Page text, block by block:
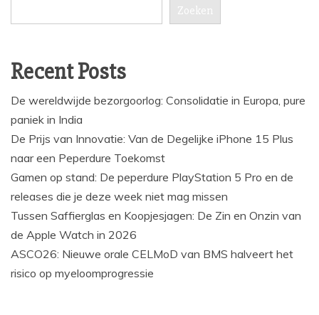
Zoeken
Recent Posts
De wereldwijde bezorgoorlog: Consolidatie in Europa, pure
paniek in India
De Prijs van Innovatie: Van de Degelijke iPhone 15 Plus
naar een Peperdure Toekomst
Gamen op stand: De peperdure PlayStation 5 Pro en de
releases die je deze week niet mag missen
Tussen Saffierglas en Koopjesjagen: De Zin en Onzin van
de Apple Watch in 2026
ASCO26: Nieuwe orale CELMoD van BMS halveert het
risico op myeloomprogressie